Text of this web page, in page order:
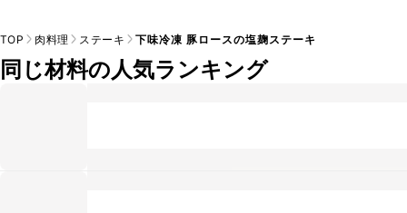
TOP 肉料理 ステーキ 下味冷凍 豚ロースの塩麹ステーキ
同じ材料の人気ランキング